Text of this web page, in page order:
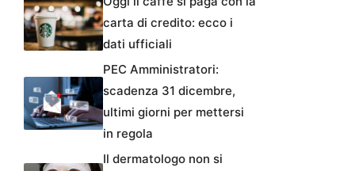
carta di credito: ecco i
dati ufficiali
PEC Amministratori:
scadenza 31 dicembre,
ultimi giorni per mettersi
in regola
Il dermatologo non si